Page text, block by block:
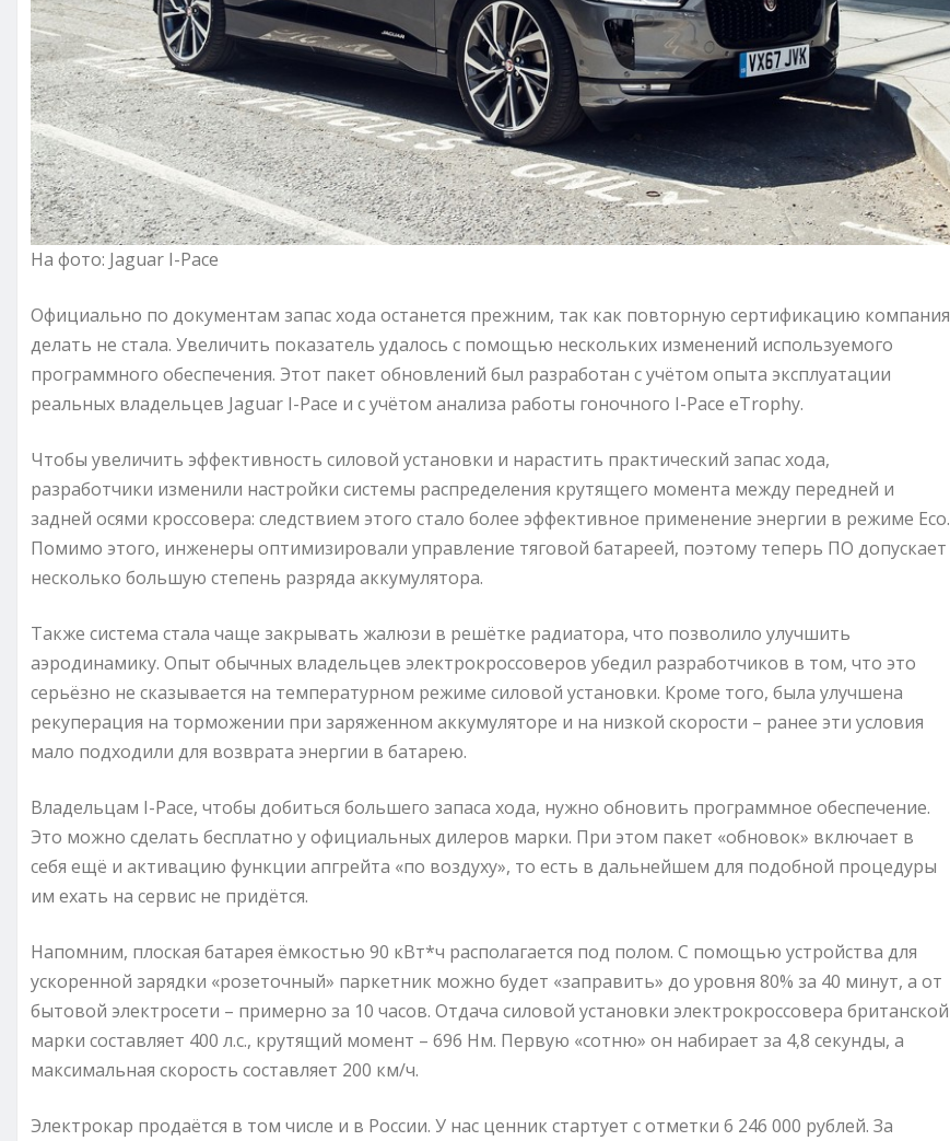
На фото: Jaguar I-Pace
Официально по документам запас хода останется прежним, так как повторную сертификацию компания
делать не стала. Увеличить показатель удалось с помощью нескольких изменений используемого
программного обеспечения. Этот пакет обновлений был разработан с учётом опыта эксплуатации
реальных владельцев Jaguar I-Pace и с учётом анализа работы гоночного I-Pace eTrophy.
Чтобы увеличить эффективность силовой установки и нарастить практический запас хода,
разработчики изменили настройки системы распределения крутящего момента между передней и
задней осями кроссовера: следствием этого стало более эффективное применение энергии в режиме Eco.
Помимо этого, инженеры оптимизировали управление тяговой батареей, поэтому теперь ПО допускает
несколько большую степень разряда аккумулятора.
Также система стала чаще закрывать жалюзи в решётке радиатора, что позволило улучшить
аэродинамику. Опыт обычных владельцев электрокроссоверов убедил разработчиков в том, что это
серьёзно не сказывается на температурном режиме силовой установки. Кроме того, была улучшена
рекуперация на торможении при заряженном аккумуляторе и на низкой скорости – ранее эти условия
мало подходили для возврата энергии в батарею.
Владельцам I-Pace, чтобы добиться большего запаса хода, нужно обновить программное обеспечение.
Это можно сделать бесплатно у официальных дилеров марки. При этом пакет «обновок» включает в
себя ещё и активацию функции апгрейта «по воздуху», то есть в дальнейшем для подобной процедуры
им ехать на сервис не придётся.
Напомним, плоская батарея ёмкостью 90 кВт*ч располагается под полом. С помощью устройства для
ускоренной зарядки «розеточный» паркетник можно будет «заправить» до уровня 80% за 40 минут, а от
бытовой электросети – примерно за 10 часов. Отдача силовой установки электрокроссовера британской
марки составляет 400 л.с., крутящий момент – 696 Нм. Первую «сотню» он набирает за 4,8 секунды, а
максимальная скорость составляет 200 км/ч.
Электрокар продаётся в том числе и в России. У нас ценник стартует с отметки 6 246 000 рублей. За